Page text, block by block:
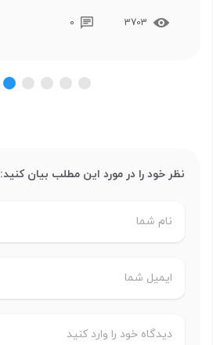
3703
0
نظر خود را در مورد این مطلب بیان کنید: